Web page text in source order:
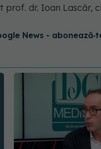
prof. dr. Ioan Lascăr,
News -